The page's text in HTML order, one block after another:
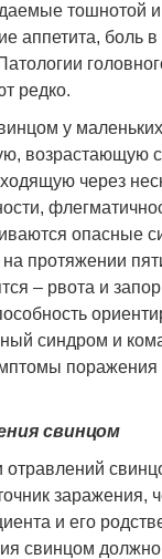
тошнотой и
аппетита, боль в
редко.
у
возрастающую
через
опасные
протяжении
– рвота и
синдром и
поражения
свинцом
отравлений
заражения,
и его
свинцом должно